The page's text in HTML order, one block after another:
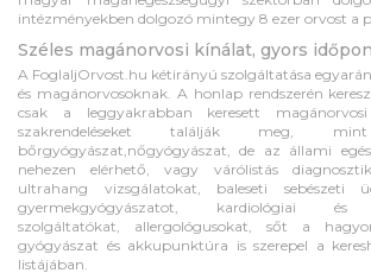
intézményekben dolgozó mintegy 8 ezer orvost a
Széles magánorvosi kínálat, gyors
A FoglaljOrvost.hu kétirányú szolgáltatása
és magánorvosoknak. A honlap rendszerén
csak a leggyakrabban keresett
szakrendeléseket találják meg,
bőrgyógyászat,nőgyógyászat, de az állami
nehezen elérhető, vagy várólistás
ultrahang vizsgálatokat, baleseti sebészeti
gyermekgyógyászatot, kardiológiai és
szolgáltatókat, allergológusokat, sőt a
gyógyászat és akkupunktúra is szerepel a
listájában.